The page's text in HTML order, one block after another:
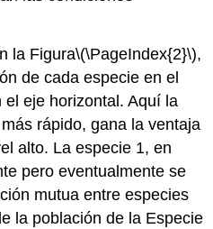
la Figura\(\PageIndex{2}\),
de cada especie en el
eje horizontal. Aquí la
rápido, gana la ventaja
alto. La especie 1, en
pero eventualmente se
mutua entre especies
la población de la Especie